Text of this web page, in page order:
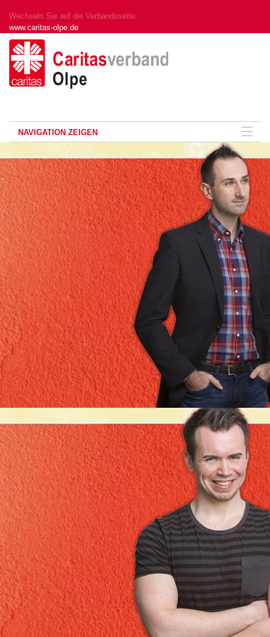
Wechseln Sie auf die Verbandsseite:
www.caritas-olpe.de
NAVIGATION ZEIGEN